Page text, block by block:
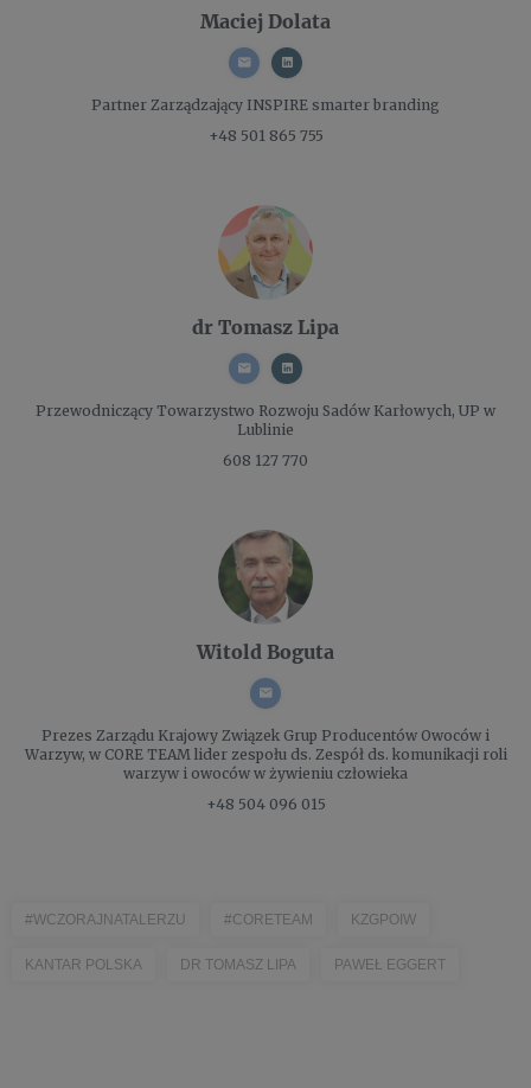
Maciej Dolata
Partner Zarządzający INSPIRE smarter branding
+48 501 865 755
dr Tomasz Lipa
Przewodniczący Towarzystwo Rozwoju Sadów Karłowych, UP w
Lublinie
608 127 770
Witold Boguta
Prezes Zarządu Krajowy Związek Grup Producentów Owoców i
Warzyw, w CORE TEAM lider zespołu ds. Zespół ds. komunikacji roli
warzyw i owoców w żywieniu człowieka
+48 504 096 015
#WCZORAJNATALERZU #CORETEAM KZGPOIW
KANTAR POLSKA DR TOMASZ LIPA PAWEŁ EGGERT